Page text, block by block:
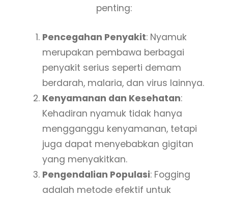
penting:
Pencegahan Penyakit: Nyamuk
merupakan pembawa berbagai
penyakit serius seperti demam
berdarah, malaria, dan virus lainnya.
Kenyamanan dan Kesehatan:
Kehadiran nyamuk tidak hanya
mengganggu kenyamanan, tetapi
juga dapat menyebabkan gigitan
yang menyakitkan.
Pengendalian Populasi: Fogging
adalah metode efektif untuk